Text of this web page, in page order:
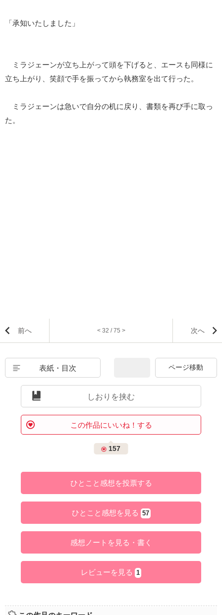
「承知いたしました」
ミラジェーンが立ち上がって頭を下げると、エースも同様に
立ち上がり、笑顔で手を振ってから執務室を出て行った。
ミラジェーンは急いで自分の机に戻り、書類を再び手に取っ
た。
前へ < 32 / 75 > 次へ
表紙・目次
しおりを挟む
この作品にいいね！する
157
ひとこと感想を投票する
ひとこと感想を見る 57
感想ノートを見る・書く
レビューを見る 1